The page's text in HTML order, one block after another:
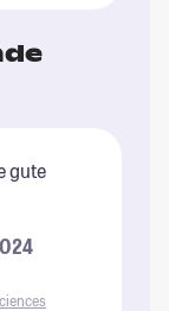
gute